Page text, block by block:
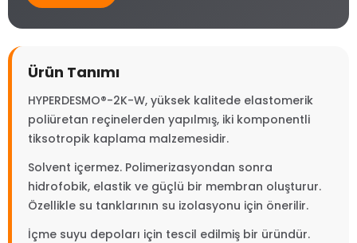
Ürün Tanımı
HYPERDESMO®-2K-W, yüksek kalitede elastomerik
poliüretan reçinelerden yapılmış, iki komponentli
tiksotropik kaplama malzemesidir.
Solvent içermez. Polimerizasyondan sonra
hidrofobik, elastik ve güçlü bir membran oluşturur.
Özellikle su tanklarının su izolasyonu için önerilir.
İçme suyu depoları için tescil edilmiş bir üründür.